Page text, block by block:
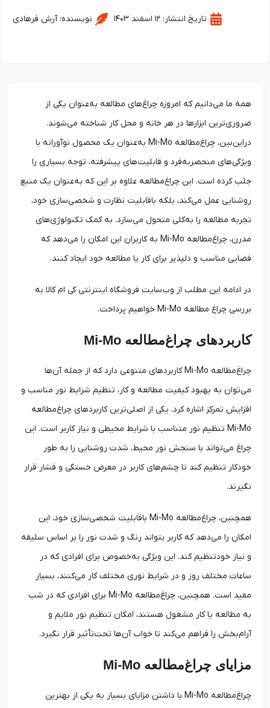
تاریخ انتشار: ۱۲ اسفند ۱۴۰۳ نویسنده:آرش فرهادی
همه ما می‌دانیم که امروزه چراغ‌های مطالعه به‌عنوان یکی از
ضروری‌ترین ابزارها در هر خانه و محل کار شناخته می‌شوند.
دراین‌بین، چراغ‌مطالعه Mi-Mo به‌عنوان یک محصول نوآورانه با
ویژگی‌های منحصربه‌فرد و قابلیت‌های پیشرفته، توجه بسیاری را
جلب کرده است. این چراغ‌مطالعه علاوه بر این که به‌عنوان یک منبع
روشنایی عمل می‌کند، بلکه باقابلیت نظارت و شخصی‌سازی خود،
تجربه مطالعه را به‌کلی متحول می‌سازد. به کمک تکنولوژی‌های
مدرن، چراغ‌مطالعه Mi-Mo به کاربران این امکان را می‌دهد که
فضایی مناسب و دلپذیر برای کار یا مطالعه خود ایجاد کنند.
در ادامه این مطلب از وب‌سایت‌ فروشگاه اینترنتی کی ام کالا به
بررسی چراغ مطالعه Mi-Mo خواهیم پرداخت.
کاربردهای چراغ‌مطالعه Mi-Mo
چراغ‌مطالعه Mi-Mo کاربردهای متنوعی دارد که از جمله آن‌ها
می‌توان به بهبود کیفیت مطالعه و کار، تنظیم شرایط نور مناسب و
افزایش تمرکز اشاره کرد. یکی از اصلی‌ترین کاربردهای چراغ‌مطالعه
Mi-Mo تنظیم نور متناسب با شرایط محیطی و نیاز کاربر است. این
چراغ می‌تواند با سنجش نور محیط، شدت روشنایی را به طور
خودکار تنظیم کند تا چشم‌های کاربر در معرض خستگی و فشار قرار
نگیرند.
همچنین، چراغ‌مطالعه Mi-Mo باقابلیت شخصی‌سازی خود، این
امکان را می‌دهد که کاربر بتواند رنگ و شدت نور را بر اساس سلیقه
و نیاز خودتنظیم کند. این ویژگی به‌خصوص برای افرادی که در
ساعات مختلف روز و در شرایط نوری مختلف کار می‌کنند، بسیار
مفید است. همچنین، چراغ‌مطالعه Mi-Mo برای افرادی که در شب
به مطالعه یا کار مشغول هستند، امکان تنظیم نور ملایم و
آرام‌بخش را فراهم می‌کند تا خواب آن‌ها تحت‌تأثیر قرار نگیرد.
مزایای چراغ‌مطالعه Mi-Mo
چراغ‌مطالعه Mi-Mo با داشتن مزایای بسیار به یکی از بهترین